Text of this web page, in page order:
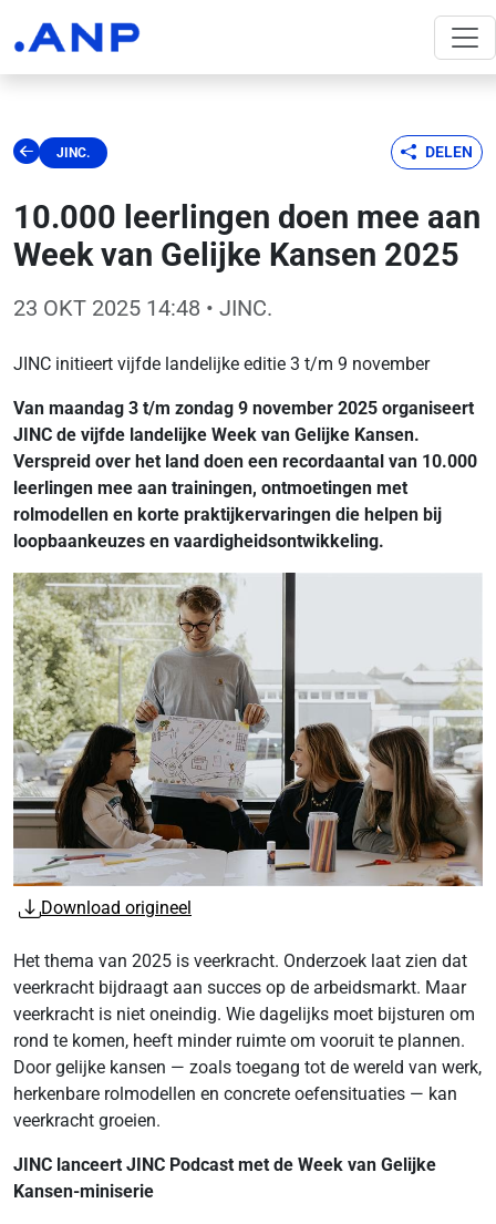
JINC. DELEN
10.000 leerlingen doen mee aan
Week van Gelijke Kansen 2025
23 OKT 2025 14:48 • JINC.
JINC initieert vijfde landelijke editie 3 t/m 9 november
Van maandag 3 t/m zondag 9 november 2025 organiseert
JINC de vijfde landelijke Week van Gelijke Kansen.
Verspreid over het land doen een recordaantal van 10.000
leerlingen mee aan trainingen, ontmoetingen met
rolmodellen en korte praktijkervaringen die helpen bij
loopbaankeuzes en vaardigheidsontwikkeling.
Download origineel
Het thema van 2025 is veerkracht. Onderzoek laat zien dat
veerkracht bijdraagt aan succes op de arbeidsmarkt. Maar
veerkracht is niet oneindig. Wie dagelijks moet bijsturen om
rond te komen, heeft minder ruimte om vooruit te plannen.
Door gelijke kansen — zoals toegang tot de wereld van werk,
herkenbare rolmodellen en concrete oefensituaties — kan
veerkracht groeien.
JINC lanceert JINC Podcast met de Week van Gelijke
Kansen-miniserie